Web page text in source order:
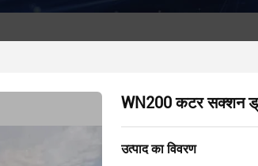
WN200 कटर सक्शन
उत्पाद का विवरण